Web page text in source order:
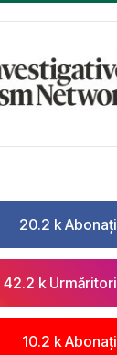
20.2 k Abonați
42.2 k Urmăritori
10.2 k Abonați